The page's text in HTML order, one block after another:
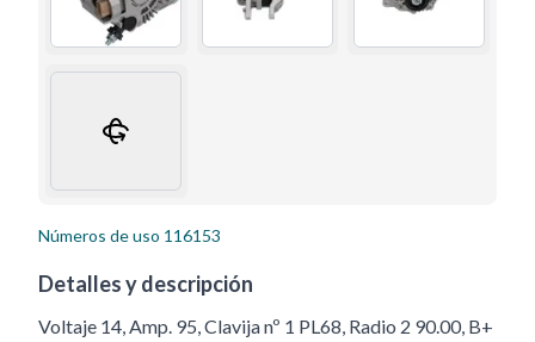
Números de uso 116153
Detalles y descripción
Voltaje 14, Amp. 95, Clavija nº 1 PL68, Radio 2 90.00, B+